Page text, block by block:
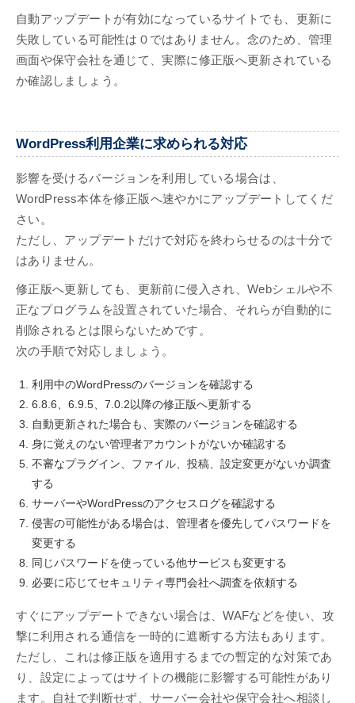
自動アップデートが有効になっているサイトでも、更新に
失敗している可能性は０ではありません。念のため、管理
画面や保守会社を通じて、実際に修正版へ更新されている
か確認しましょう。
WordPress利用企業に求められる対応
影響を受けるバージョンを利用している場合は、
WordPress本体を修正版へ速やかにアップデートしてくだ
さい。
ただし、アップデートだけで対応を終わらせるのは十分で
はありません。
修正版へ更新しても、更新前に侵入され、Webシェルや不
正なプログラムを設置されていた場合、それらが自動的に
削除されるとは限らないためです。
次の手順で対応しましょう。
利用中のWordPressのバージョンを確認する
6.8.6、6.9.5、7.0.2以降の修正版へ更新する
自動更新された場合も、実際のバージョンを確認する
身に覚えのない管理者アカウントがないか確認する
不審なプラグイン、ファイル、投稿、設定変更がないか調査
する
サーバーやWordPressのアクセスログを確認する
侵害の可能性がある場合は、管理者を優先してパスワードを
変更する
同じパスワードを使っている他サービスも変更する
必要に応じてセキュリティ専門会社へ調査を依頼する
すぐにアップデートできない場合は、WAFなどを使い、攻
撃に利用される通信を一時的に遮断する方法もあります。
ただし、これは修正版を適用するまでの暫定的な対策であ
り、設定によってはサイトの機能に影響する可能性があり
ます。自社で判断せず、サーバー会社や保守会社へ相談し